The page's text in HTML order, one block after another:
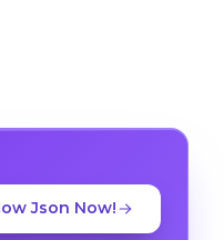
Json Now!